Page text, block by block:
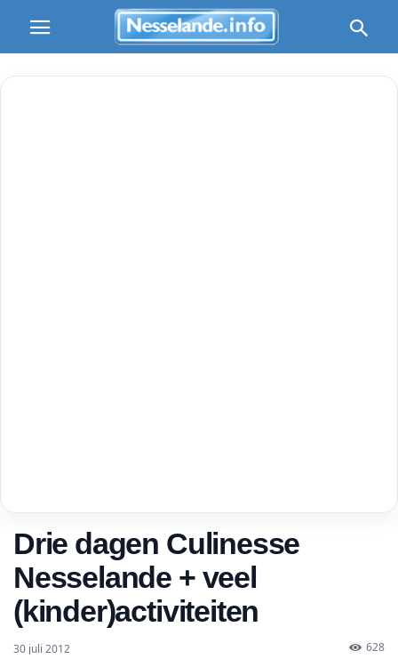
Drie dagen Culinesse
Nesselande + veel
(kinder)activiteiten
30 juli 2012 628